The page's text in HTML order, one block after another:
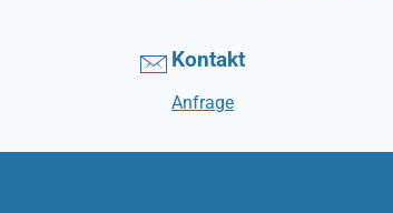
Kontakt
Anfrage